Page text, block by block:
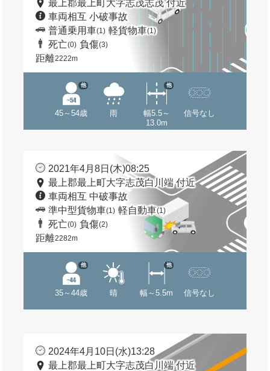
最上郡最上町大字志茂志茂 付近
車両相互 小破事故
普通乗用車(1) 軽貨物車(1)
死亡(0) 負傷(3)
距離2222m
45～54歳
他
雨
幅5.5～
13.0m
他
信号なし
2021年4月8日(木)08:25
最上郡最上町大字志茂白川端 付近
車両相互 中破事故
準中型貨物車(1) 軽自動車(1)
死亡(0) 負傷(2)
距離2282m
35～44歳
他
晴 幅～5.5m
他
信号なし
2024年4月10日(水)13:28
最上郡最上町大字志茂白川端 付近